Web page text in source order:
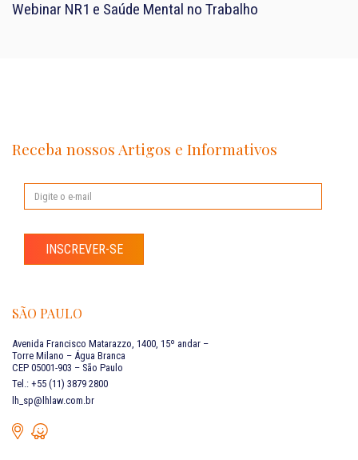
Webinar NR1 e Saúde Mental no Trabalho
Receba nossos Artigos e Informativos
INSCREVER-SE
SÃO PAULO
Avenida Francisco Matarazzo, 1400, 15º andar –
Torre Milano – Água Branca
CEP 05001-903 – São Paulo
Tel.: +55 (11) 3879 2800
lh_sp@lhlaw.com.br